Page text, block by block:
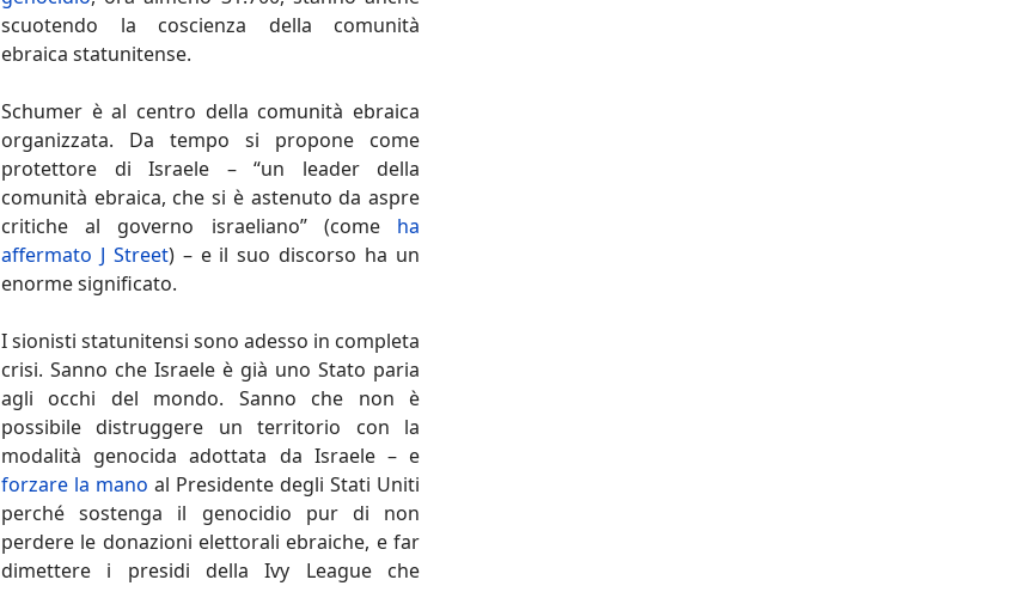
scuotendo la coscienza della comunità
ebraica statunitense.
Schumer è al centro della comunità ebraica
organizzata. Da tempo si propone come
protettore di Israele – “un leader della
comunità ebraica, che si è astenuto da aspre
critiche al governo israeliano” (come ha
affermato J Street) – e il suo discorso ha un
enorme significato.
I sionisti statunitensi sono adesso in completa
crisi. Sanno che Israele è già uno Stato paria
agli occhi del mondo. Sanno che non è
possibile distruggere un territorio con la
modalità genocida adottata da Israele – e
forzare la mano al Presidente degli Stati Uniti
perché sostenga il genocidio pur di non
perdere le donazioni elettorali ebraiche, e far
dimettere i presidi della Ivy League che